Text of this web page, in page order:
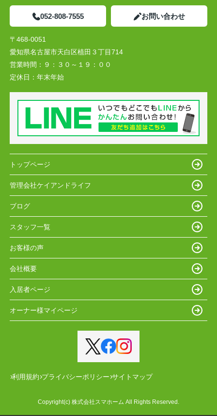
052-808-7555 お問い合わせ
〒468-0051
愛知県名古屋市天白区植田３丁目714
営業時間： ９：３０～１９：００
定休日： 年末年始
トップページ
管理会社ケイアンドライフ
ブログ
スタッフ一覧
お客様の声
会社概要
入居者ページ
オーナー様マイページ
利用規約 プライバシーポリシー サイトマップ
Copyright(c) 株式会社スマホーム All Rights Reserved.